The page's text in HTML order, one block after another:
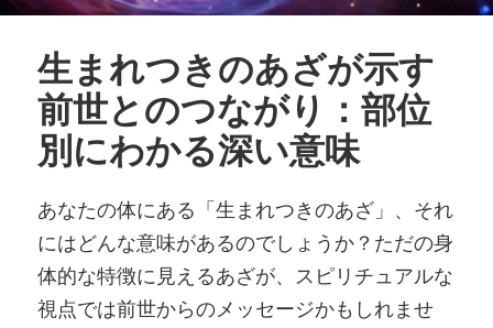
生まれつきのあざが示す
前世とのつながり：部位
別にわかる深い意味
あなたの体にある「生まれつきのあざ」、それ
にはどんな意味があるのでしょうか？ただの身
体的な特徴に見えるあざが、スピリチュアルな
視点では前世からのメッセージかもしれませ